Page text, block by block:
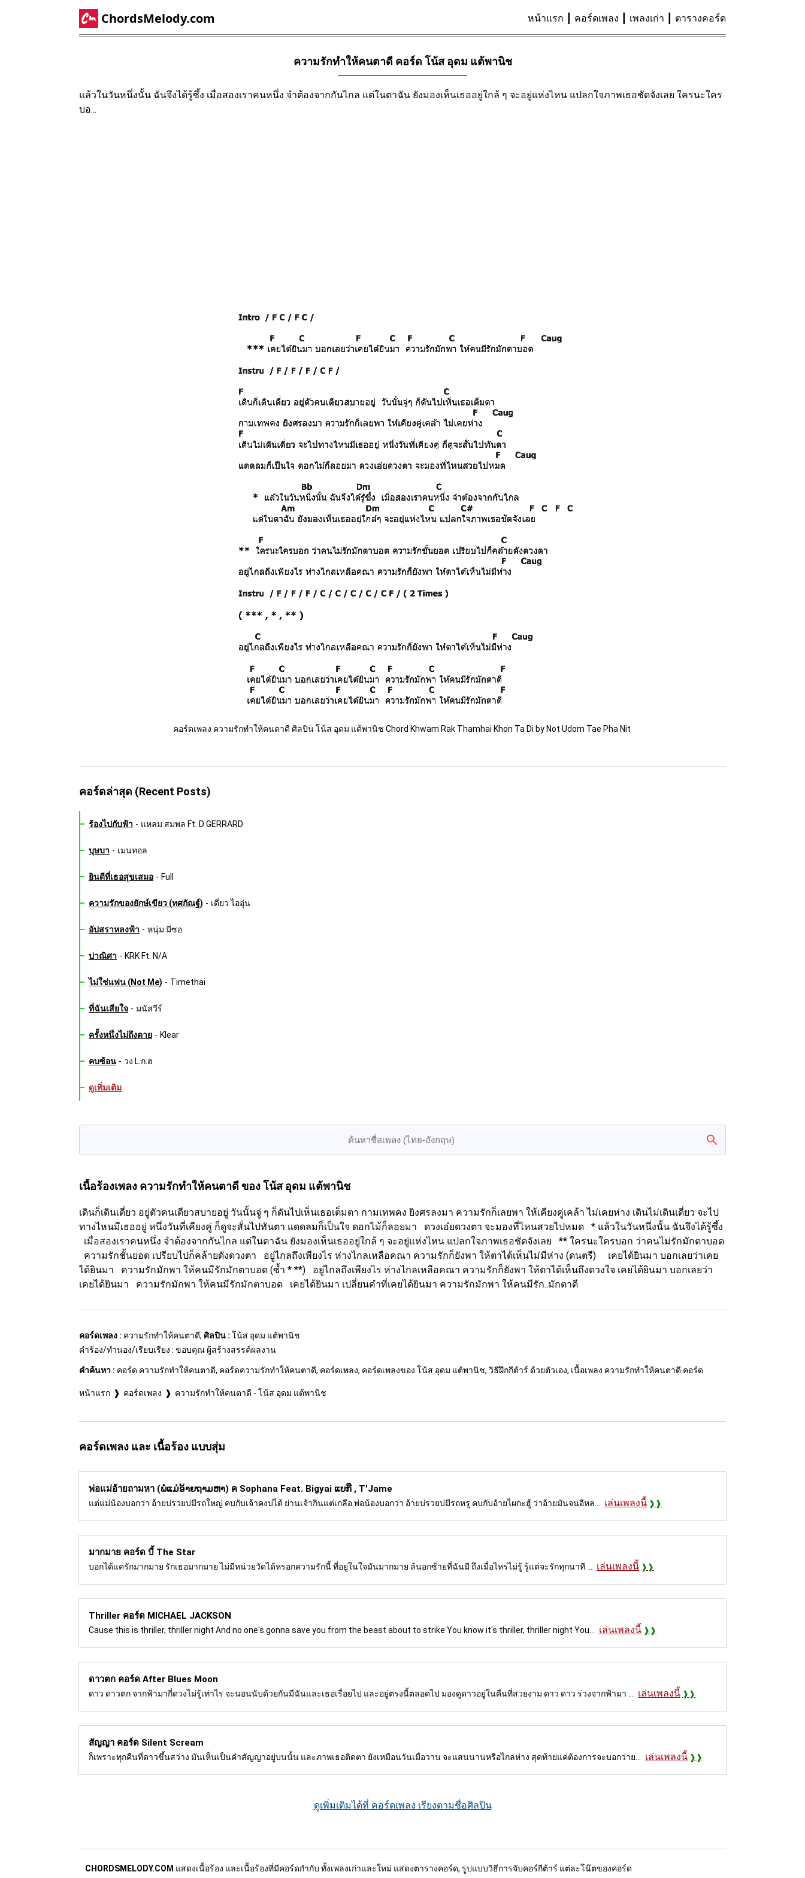
ChordsMelody.com หน้าแรก คอร์ดเพลง เพลงเก่า ตารางคอร์ด
ความรักทำให้คนตาดี คอร์ด โน้ส อุดม แต้พานิช
แล้วในวันหนึ่งนั้น ฉันจึงได้รู้ซึ้ง เมื่อสองเราคนหนึ่ง จำต้องจากกันไกล แต่ในตาฉัน ยังมองเห็นเธออยู่ใกล้ ๆ จะอยู่แห่งไหน แปลกใจภาพเธอชัดจังเลย ใครนะใคร
บอ...
คอร์ดเพลง ความรักทำให้คนตาดี ศิลปิน โน้ส อุดม แต้พานิช Chord Khwam Rak Thamhai Khon Ta Di by Not Udom Tae Pha Nit
คอร์ดล่าสุด (Recent Posts)
ร้องไปกับฟ้า - แหลม สมพล Ft. D GERRARD
บุษบา - เมนทอล
ยินดีที่เธอสุขเสมอ - Full
ความรักของยักษ์เขียว (ทศกัณฐ์) - เดี่ยว ไออุ่น
อัปสราหลงฟ้า - หนุ่ม มีซอ
ปาณิศา - KRK Ft. N/A
ไม่ใช่แฟน (Not Me) - Timethai
ที่ฉันเสียใจ - มนัสวีร์
ครั้งหนึ่งไม่ถึงตาย - Klear
คบซ้อน - วง L.ก.ฮ
ดูเพิ่มเติม
เนื้อร้องเพลง ความรักทำให้คนตาดีของ โน้ส อุดม แต้พานิช
เดินก็เดินเดี่ยว อยู่ตัวคนเดียวสบายอยู่ วันนั้นจู่ ๆ ก็ดันไปเห็นเธอเต็มตา กามเทพคง ยิงศรลงมา ความรักก็เลยพา ให้เคียงคู่เคล้า ไม่เคยห่าง เดินไม่เดินเดี่ยว จะไป
ทางไหนมีเธออยู่ หนึ่งวันที่เคียงคู่ ก็ดูจะสั่นไปทันตา แดดลมก็เป็นใจ ดอกไม้ก็ลอยมา ดวงเอ๋ยดวงตา จะมองที่ไหนสวยไปหมด * แล้วในวันหนึ่งนั้น ฉันจึงได้รู้ซึ้ง
เมื่อสองเราคนหนึ่ง จำต้องจากกันไกล แต่ในตาฉัน ยังมองเห็นเธออยู่ใกล้ ๆ จะอยู่แห่งไหน แปลกใจภาพเธอชัดจังเลย ** ใครนะใครบอก ว่าคนไม่รักมักตาบอด
ความรักชั้นยอด เปรียบไปก็คล้ายดังดวงตา อยู่ไกลถึงเพียงไร ห่างไกลเหลือคณา ความรักก็ยังพา ให้ตาได้เห็นไม่มีห่าง (ดนตรี) เคยได้ยินมา บอกเลยว่าเคย
ได้ยินมา ความรักมักพา ให้คนมีรักมักตาบอด (ซ้ำ * **) อยู่ไกลถึงเพียงไร ห่างไกลเหลือคณา ความรักก็ยังพา ให้ตาได้เห็นถึงดวงใจ เคยได้ยินมา บอกเลยว่า
เคยได้ยินมา ความรักมักพา ให้คนมีรักมักตาบอด เคยได้ยินมา เปลี่ยนคำที่เคยได้ยินมา ความรักมักพา ให้คนมีรัก..มักตาดี
คอร์ดเพลง : ความรักทำให้คนตาดี, ศิลปิน : โน้ส อุดม แต้พานิช
คำร้อง/ทำนอง/เรียบเรียง : ขอบคุณ ผู้สร้างสรรค์ผลงาน
คำค้นหา : คอร์ด ความรักทำให้คนตาดี, คอร์ดความรักทำให้คนตาดี, คอร์ดเพลง, คอร์ดเพลงของ โน้ส อุดม แต้พานิช, วิธีฝึกกีต้าร์ ด้วยตัวเอง, เนื้อเพลง ความรักทำให้คนตาดี คอร์ด
หน้าแรก คอร์ดเพลง ความรักทำให้คนตาดี - โน้ส อุดม แต้พานิช
คอร์ดเพลง และ เนื้อร้อง แบบสุ่ม
พ่อแม่อ้ายถามหา (ພໍ່ແມ່ອ້າຍຖາມຫາ) ค Sophana Feat. Bigyai ແບກື , T'Jame
แต่แม่น้องบอกว่า อ้ายบ่รวยบ่มีรถใหญ่ คบกับเจ้าคงบ่ได้ ย่านเจ้ากินแต่เกลือ พ่อน้องบอกว่า อ้ายบ่รวยบ่มีรถหรู คบกับอ้ายไผกะฮู้ ว่าอ้ายมันจนอีหล... เล่นเพลงนี้
มากมาย คอร์ด บี้ The Star
บอกได้แค่รักมากมาย รักเธอมากมาย ไม่มีหน่วยวัดได้หรอกความรักนี้ ที่อยู่ในใจมันมากมาย ล้นอกซ้ายที่ฉันมี ถึงเมื่อไหร่ไม่รู้ รู้แต่จะรักทุกนาที ... เล่นเพลงนี้
Thriller คอร์ด MICHAEL JACKSON
Cause this is thriller, thriller night And no one's gonna save you from the beast about to strike You know it's thriller, thriller night You... เล่นเพลงนี้
ดาวตก คอร์ด After Blues Moon
ดาว ดาวตก จากฟ้ามากี่ดวงไม่รู้เท่าไร จะนอนนับด้วยกันมีฉันและเธอเรื่อยไป และอยู่ตรงนี้ตลอดไป มองดูดาวอยู่ในคืนที่สวยงาม ดาว ดาว ร่วงจากฟ้ามา ... เล่นเพลงนี้
สัญญา คอร์ด Silent Scream
ก็เพราะทุกคืนที่ดาวขึ้นสว่าง มันเห็นเป็นคำสัญญาอยู่บนนั้น และภาพเธอติดตา ยังเหมือนวันเมื่อวาน จะแสนนานหรือไกลห่าง สุดท้ายแค่ต้องการจะบอกว่าย... เล่นเพลงนี้
ดูเพิ่มเติมได้ที่ คอร์ดเพลง เรียงตามชื่อศิลปิน
CHORDSMELODY.COM แสดงเนื้อร้อง และเนื้อร้องที่มีคอร์ดกำกับ ทั้งเพลงเก่าและใหม่ แสดงตารางคอร์ด, รูปแบบวิธีการจับคอร์กีต้าร์ แต่ละโน๊ตของคอร์ด